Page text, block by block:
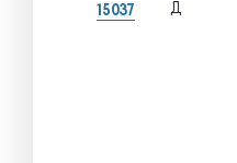
15037 Д